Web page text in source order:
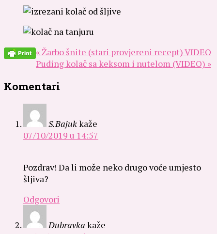
« Žarbo šnite (stari provjereni recept) VIDEO
Puding kolač sa keksom i nutelom (VIDEO) »
Komentari
S.Bajukkaže
07/10/2019 u 14:57
Pozdrav! Da li može neko drugo voće umjesto
šljiva?
Odgovori
Dubravka kaže